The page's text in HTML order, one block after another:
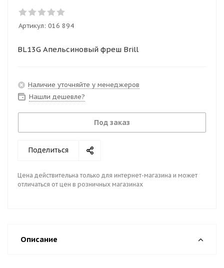
Артикул: 016 894
BL13G Апельсиновый фреш Brill
Наличие уточняйте у менеджеров
Нашли дешевле?
Под заказ
Поделиться
Цена действительна только для интернет-магазина и может
отличаться от цен в розничных магазинах
Описание